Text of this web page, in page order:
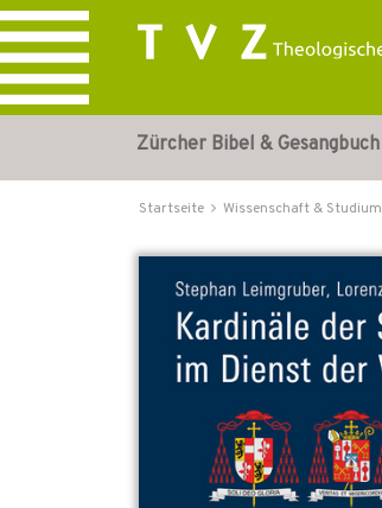
Zürcher Bibel & Gesangbuch
Startseite Wissenschaft & Studium